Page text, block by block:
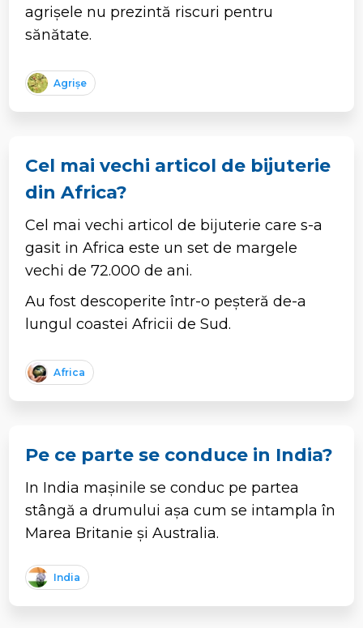
agrișele nu prezintă riscuri pentru
sănătate.
Agrișe
Cel mai vechi articol de bijuterie
din Africa?
Cel mai vechi articol de bijuterie care s-a
gasit in Africa este un set de margele
vechi de 72.000 de ani.
Au fost descoperite într-o peșteră de-a
lungul coastei Africii de Sud.
Africa
Pe ce parte se conduce in India?
In India mașinile se conduc pe partea
stângă a drumului așa cum se intampla în
Marea Britanie și Australia.
India